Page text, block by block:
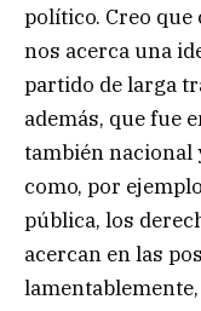
político. Creo que
nos acerca una
partido de larga
además, que fue
también nacional
como, por
pública, los
acercan en las